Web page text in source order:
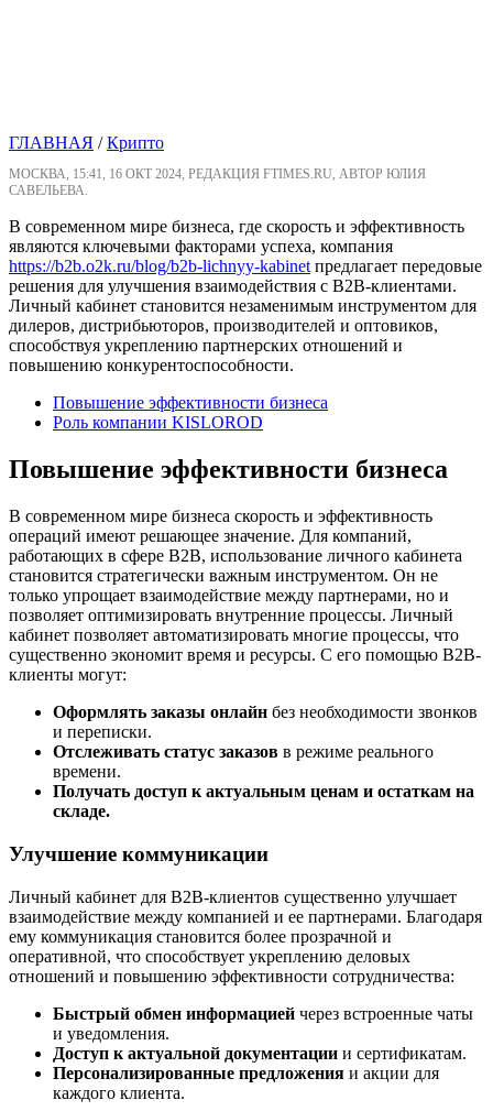
ГЛАВНАЯ /Крипто
МОСКВА, 15:41, 16 ОКТ 2024, РЕДАКЦИЯ FTIMES.RU, АВТОР ЮЛИЯ
САВЕЛЬЕВА.
В современном мире бизнеса, где скорость и эффективность
являются ключевыми факторами успеха, компания
https://b2b.o2k.ru/blog/b2b-lichnyy-kabinetпредлагает передовые
решения для улучшения взаимодействия с B2B-клиентами.
Личный кабинет становится незаменимым инструментом для
дилеров, дистрибьюторов, производителей и оптовиков,
способствуя укреплению партнерских отношений и
повышению конкурентоспособности.
Повышение эффективности бизнеса
Роль компании KISLOROD
Повышение эффективности бизнеса
В современном мире бизнеса скорость и эффективность
операций имеют решающее значение. Для компаний,
работающих в сфере B2B, использование личного кабинета
становится стратегически важным инструментом. Он не
только упрощает взаимодействие между партнерами, но и
позволяет оптимизировать внутренние процессы. Личный
кабинет позволяет автоматизировать многие процессы, что
существенно экономит время и ресурсы. С его помощью B2B-
клиенты могут:
Оформлять заказы онлайн без необходимости звонков
и переписки.
Отслеживать статус заказов в режиме реального
времени.
Получать доступ к актуальным ценам и остаткам на
складе.
Улучшение коммуникации
Личный кабинет для B2B-клиентов существенно улучшает
взаимодействие между компанией и ее партнерами. Благодаря
ему коммуникация становится более прозрачной и
оперативной, что способствует укреплению деловых
отношений и повышению эффективности сотрудничества:
Быстрый обмен информацией через встроенные чаты
и уведомления.
Доступ к актуальной документации и сертификатам.
Персонализированные предложения и акции для
каждого клиента.